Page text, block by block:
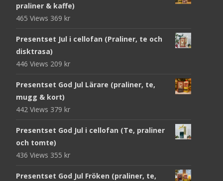
praliner & kaffe)
465 Views 369 kr
Presentset Jul i cellofan (Praliner, te och
disktrasa)
446 Views 209 kr
Presentset God Jul Lärare (praliner, te,
mugg & kort)
442 Views 379 kr
Presentset God Jul i cellofan (Te, praliner
och tomte)
436 Views 355 kr
Presentset God Jul Fröken (praliner, te,